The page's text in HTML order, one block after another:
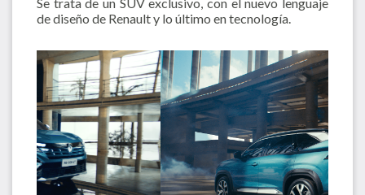
de diseño de Renault y lo último en tecnología.